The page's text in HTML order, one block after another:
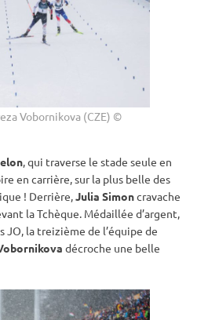
Vobornikova (CZE) ©
, qui traverse le stade seule en
en carrière, sur la plus belle des
! Derrière, Julia Simoncravache
la Tchèque. Médaillée d’argent,
JO, la treizième de l’équipe de
décroche une belle